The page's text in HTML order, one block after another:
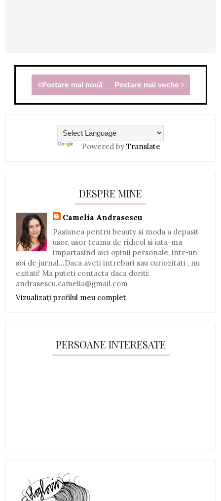
Postare mai nouă Postare mai veche
Powered by Translate
DESPRE MINE
Camelia Andrasescu
Pasiunea pentru beauty si moda a depasit
usor, usor teama de ridicol si iata-ma
impartasind aici opinii personale, intr-un
soi de jurnal...Daca aveti intrebari sau curiozitati , nu
ezitati! Ma puteti contacta daca doriti:
andrasescu.camelia@gmail.com
Vizualizați profilul meu complet
PERSOANE INTERESATE